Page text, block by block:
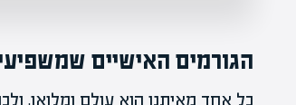
הגורמים האישיים
כל אחד מאיתנו הוא עולם ומלואו,